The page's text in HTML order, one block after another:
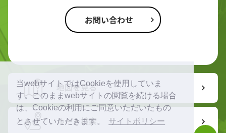
当webサイトではCookieを使用していま
す。このままwebサイトの閲覧を続ける場合
は、Cookieの利用にご同意いただいたもの
とさせていただきます。
サイトポリシー
お問い合わせ
地図を見る
ルート検索